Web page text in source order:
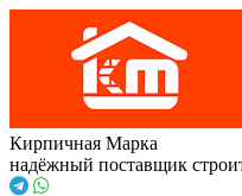
Кирпичная Марка
надёжный поставщик